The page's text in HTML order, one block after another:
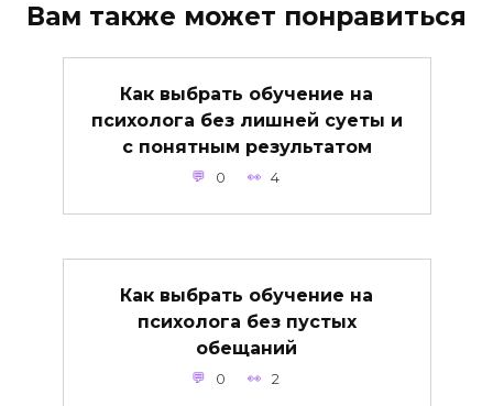
Вам также может понравиться
Как выбрать обучение на
психолога без лишней суеты и
с понятным результатом
0 4
Как выбрать обучение на
психолога без пустых
обещаний
0 2